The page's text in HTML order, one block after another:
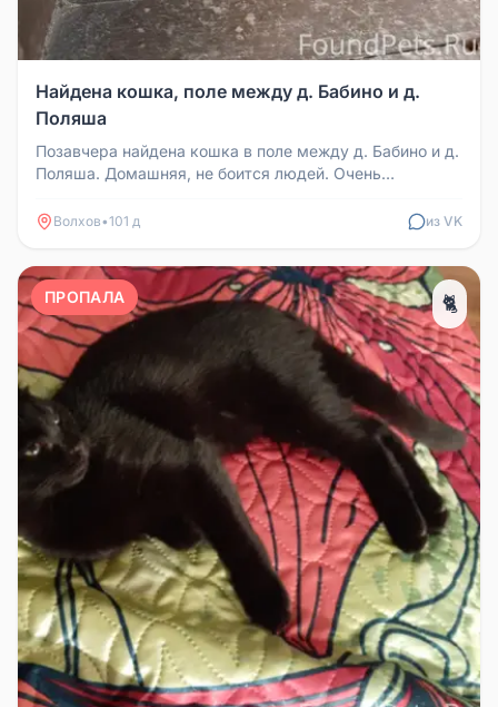
Найдена кошка, поле между д. Бабино и д.
Поляша
Позавчера найдена кошка в поле между д. Бабино и д.
Поляша. Домашняя, не боится людей. Очень
Волхов•101 д из VK
ПРОПАЛА 🐈